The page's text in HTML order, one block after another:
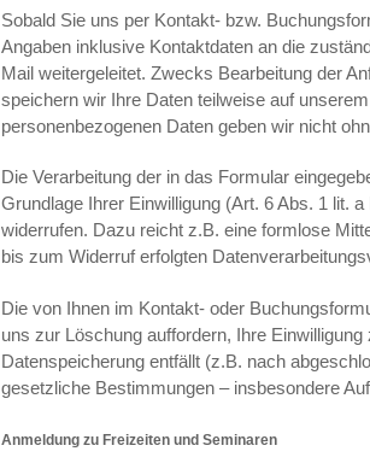
Sobald Sie uns per Kontakt- bzw.
Angaben inklusive Kontaktdaten an die
Mail weitergeleitet. Zwecks Bearbeitung der
speichern wir Ihre Daten teilweise auf
personenbezogenen Daten geben wir nicht
Die Verarbeitung der in das Formular
Grundlage Ihrer Einwilligung (Art. 6 Abs. 1 lit.
widerrufen. Dazu reicht z.B. eine formlose
bis zum Widerruf erfolgten
Die von Ihnen im Kontakt- oder
uns zur Löschung auffordern, Ihre
Datenspeicherung entfällt (z.B. nach
gesetzliche Bestimmungen – insbesondere
Anmeldung zu Freizeiten und Seminaren